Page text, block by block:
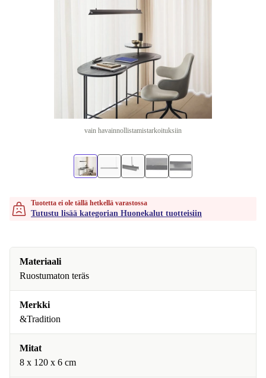
vain havainnollistamistarkoituksiin
Tuotetta ei ole tällä hetkellä varastossa
Tutustu lisää kategorian Huonekalut tuotteisiin
Materiaali
Ruostumaton teräs
Merkki
&Tradition
Mitat
8 x 120 x 6 cm